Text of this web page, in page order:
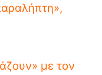
με τον